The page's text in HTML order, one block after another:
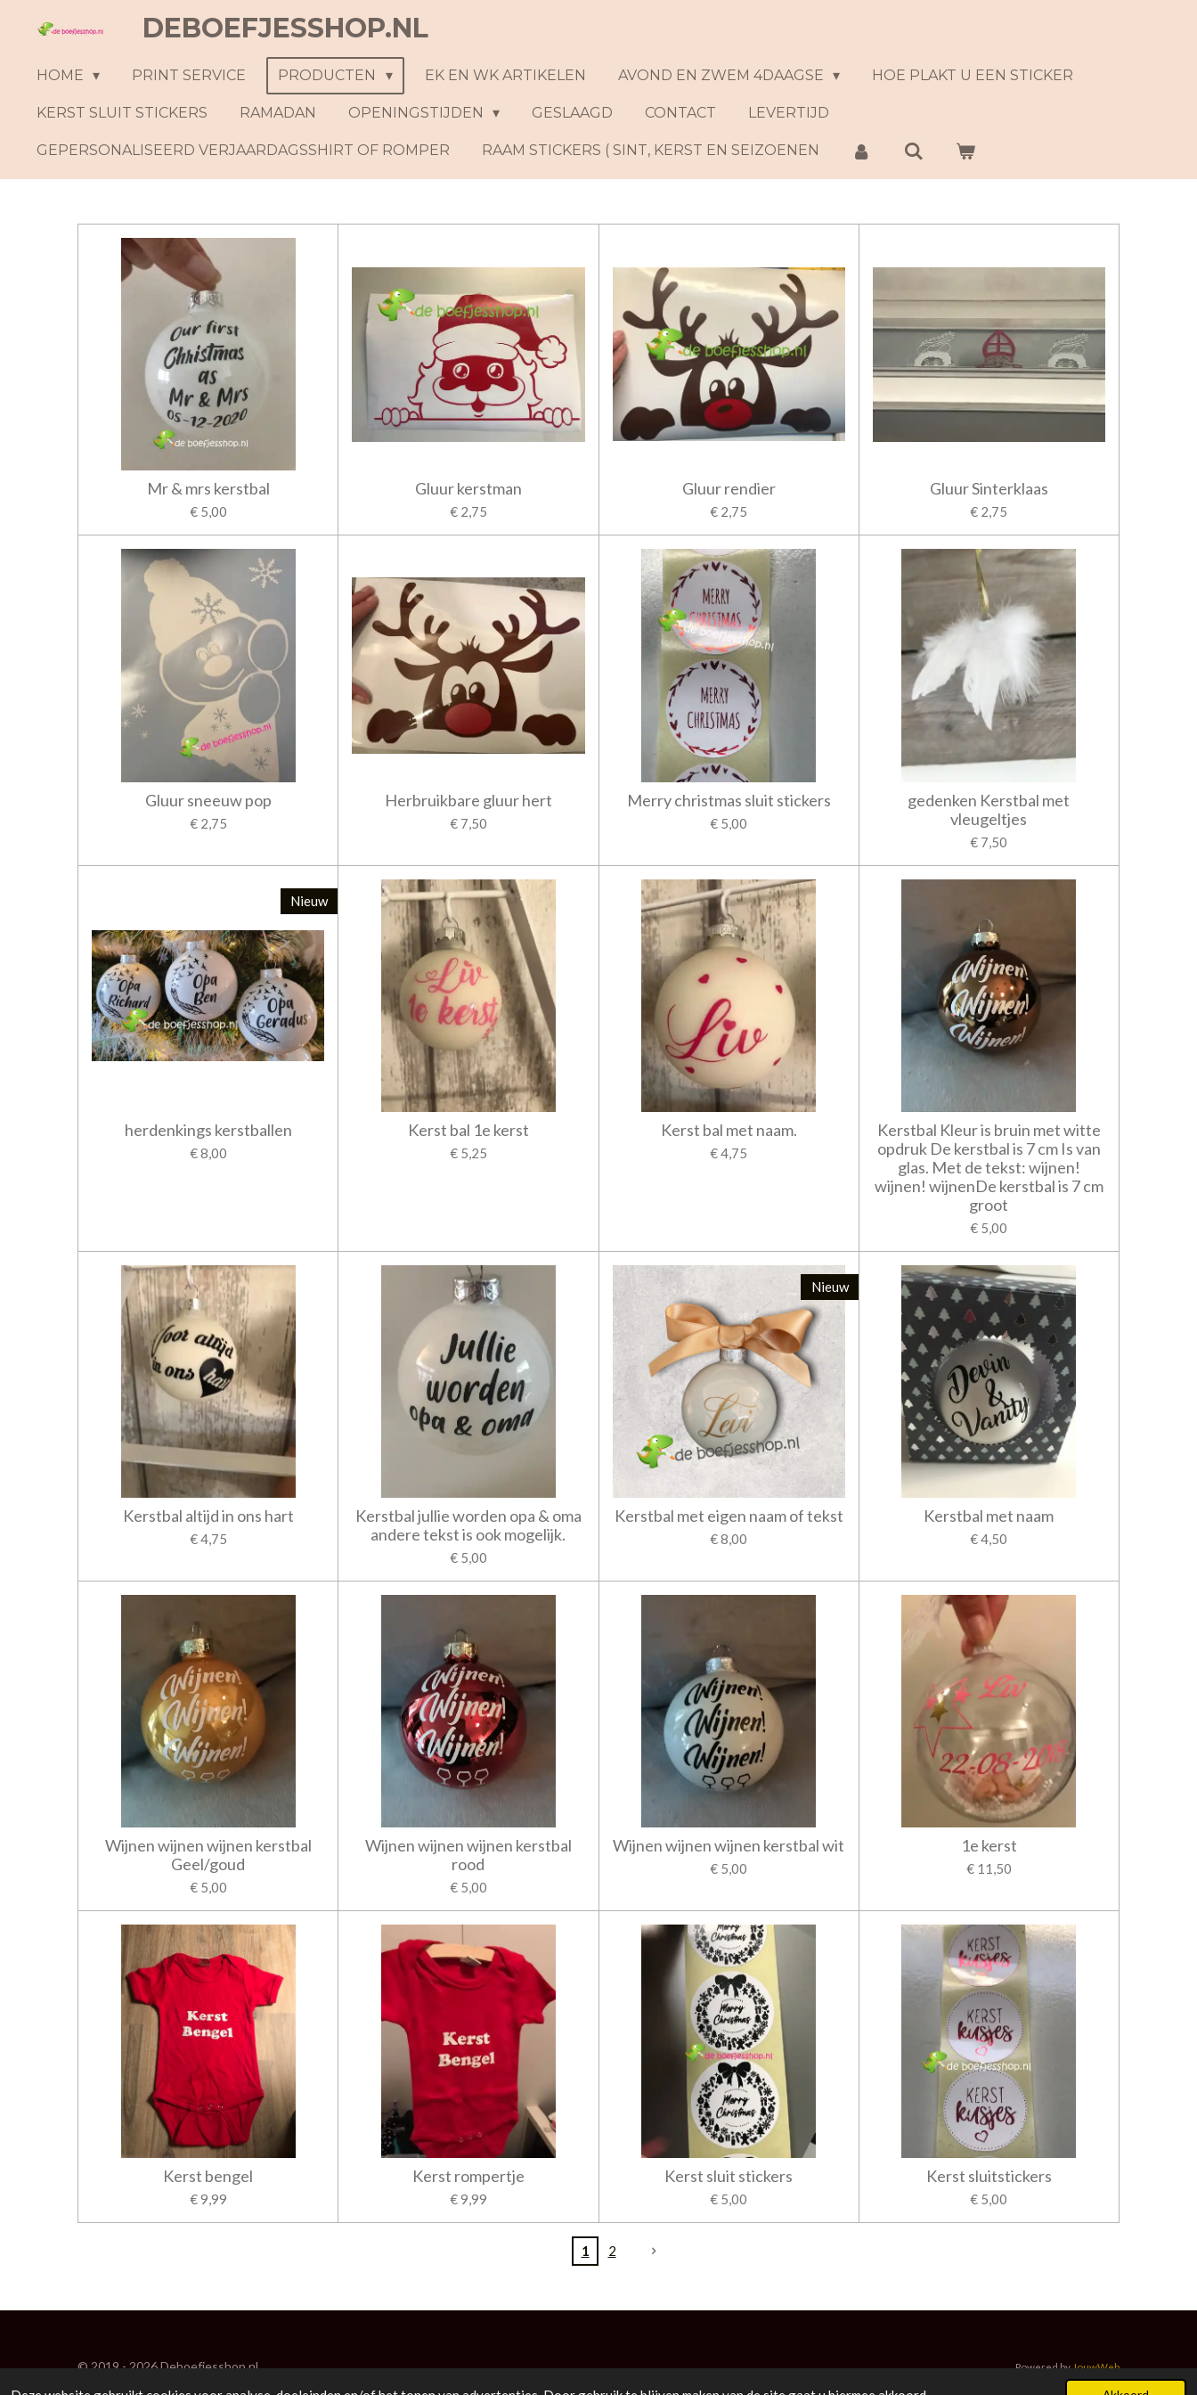
hoofdinhoud
DEBOEFJESSHOP.NL
HOME PRINT SERVICE PRODUCTEN EK EN WK ARTIKELEN AVOND EN ZWEM 4DAAGSE HOE PLAKT U EEN STICKER
KERST SLUIT STICKERS RAMADAN OPENINGSTIJDEN GESLAAGD CONTACT LEVERTIJD
GEPERSONALISEERD VERJAARDAGSSHIRT OF ROMPER RAAM STICKERS ( SINT, KERST EN SEIZOENEN
Mr & mrs kerstbal
€ 5,00
Gluur kerstman
€ 2,75
Gluur rendier
€ 2,75
Gluur Sinterklaas
€ 2,75
Gluur sneeuw pop
€ 2,75
Herbruikbare gluur hert
€ 7,50
Merry christmas sluit stickers
€ 5,00
gedenken Kerstbal met
vleugeltjes
€ 7,50
Nieuw
herdenkings kerstballen
€ 8,00
Kerst bal 1e kerst
€ 5,25
Kerst bal met naam.
€ 4,75
Kerstbal Kleur is bruin met witte
opdruk De kerstbal is 7 cm Is van
glas. Met de tekst: wijnen!
wijnen! wijnenDe kerstbal is 7 cm
groot
€ 5,00
Kerstbal altijd in ons hart
€ 4,75
Kerstbal jullie worden opa & oma
andere tekst is ook mogelijk.
€ 5,00
Nieuw
Kerstbal met eigen naam of tekst
€ 8,00
Kerstbal met naam
€ 4,50
Wijnen wijnen wijnen kerstbal
Geel/goud
€ 5,00
Wijnen wijnen wijnen kerstbal
rood
€ 5,00
Wijnen wijnen wijnen kerstbal wit
€ 5,00
1e kerst
€ 11,50
Kerst bengel
€ 9,99
Kerst rompertje
€ 9,99
Kerst sluit stickers
€ 5,00
Kerst sluitstickers
€ 5,00
1 2
© 2019 - 2026 Deboefjesshop.nl Powered byJouwWeb